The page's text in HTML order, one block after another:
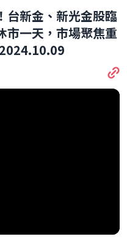
台新金、新光金股臨
市一天，市場聚焦重